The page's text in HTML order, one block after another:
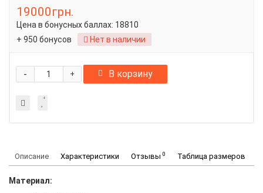
19000грн.
Цена в бонусных баллах: 18810
+ 950 бонусов
Нет в наличии
+
- В корзину
Описание Характеристики Отзывы 0 Таблица размеров
Материал: